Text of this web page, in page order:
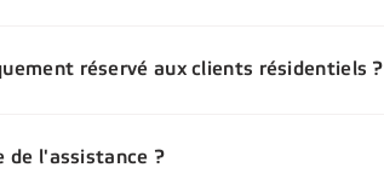
réservé aux clients résidentiels ?
de l'assistance ?